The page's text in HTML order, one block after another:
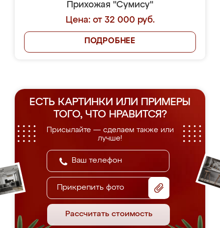
Прихожая "Сумису"
Цена: от 32 000 руб.
ПОДРОБНЕЕ
ЕСТЬ КАРТИНКИ ИЛИ ПРИМЕРЫ
ТОГО, ЧТО НРАВИТСЯ?
Присылайте — сделаем также или
лучше!
Прикрепить фото
Рассчитать стоимость